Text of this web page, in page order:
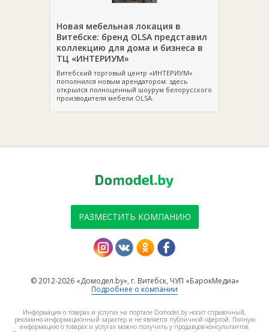
Новая мебельная локация в
Витебске: бренд OLSA представил
коллекцию для дома и бизнеса в
ТЦ «ИНТЕРИУМ»
Витебский торговый центр «ИНТЕРИУМ»
пополнился новым арендатором: здесь
открылся полноценный шоурум белорусского
производителя мебели OLSA.
РАЗМЕСТИТЬ КОМПАНИЮ
© 2012-2026 «Домодел.by», г. Витебск, ЧУП «БарокМедиа»
Подробнее о компании
Информация о товарах и услугах на портале Domodel.by носит справочный,
рекламно-информационный характер и не является публичной офертой. Полную
информацию о товарах и услугах можно получить у продавцов-консультантов.